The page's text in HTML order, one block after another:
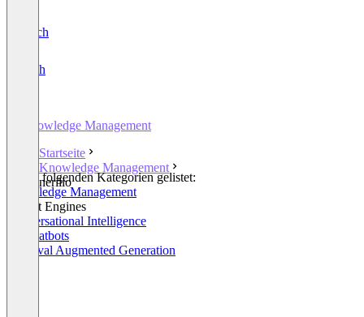
Deutsch
English
Knowledge Management
Startseite
Knowledge Management
nerilio
In den folgenden Kategorien gelistet:
Knowledge Management
Insight Engines
Conversational Intelligence
KI Chatbots
Retrieval Augmented Generation